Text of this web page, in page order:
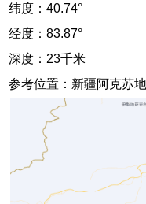
纬度：40.74°
经度：83.87°
深度：23千米
参考位置：新疆阿克苏